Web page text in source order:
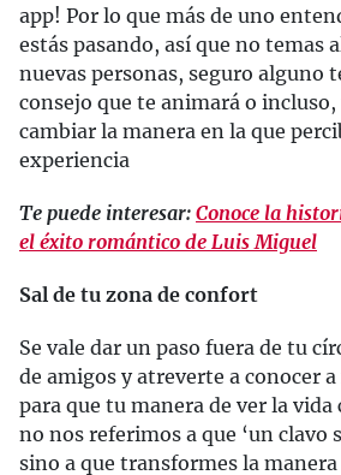
app! Por lo que más de uno
estás pasando, así que no temas
nuevas personas, seguro alguno
consejo que te animará o incluso,
cambiar la manera en la que
experiencia
Te puede interesar: Conoce la
el éxito romántico de Luis Miguel
Sal de tu zona de confort
Se vale dar un paso fuera de tu
de amigos y atreverte a conocer
para que tu manera de ver la vida
no nos referimos a que ‘un clavo
sino a que transformes la manera